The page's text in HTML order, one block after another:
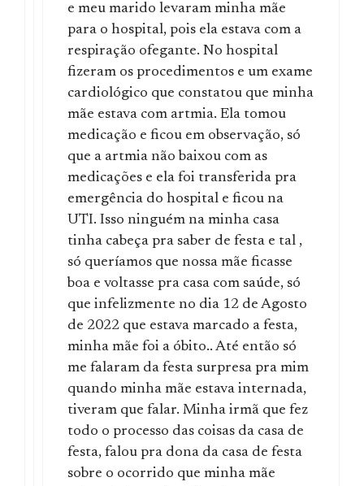
e meu marido levaram minha mãe
para o hospital, pois ela estava com a
respiração ofegante. No hospital
fizeram os procedimentos e um exame
cardiológico que constatou que minha
mãe estava com artmia. Ela tomou
medicação e ficou em observação, só
que a artmia não baixou com as
medicações e ela foi transferida pra
emergência do hospital e ficou na
UTI. Isso ninguém na minha casa
tinha cabeça pra saber de festa e tal ,
só queríamos que nossa mãe ficasse
boa e voltasse pra casa com saúde, só
que infelizmente no dia 12 de Agosto
de 2022 que estava marcado a festa,
minha mãe foi a óbito.. Até então só
me falaram da festa surpresa pra mim
quando minha mãe estava internada,
tiveram que falar. Minha irmã que fez
todo o processo das coisas da casa de
festa, falou pra dona da casa de festa
sobre o ocorrido que minha mãe